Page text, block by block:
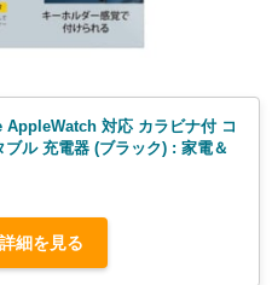
対応 カラビナ付 コ
ブル 充電器 (ブラック) : 家電＆
細を見る